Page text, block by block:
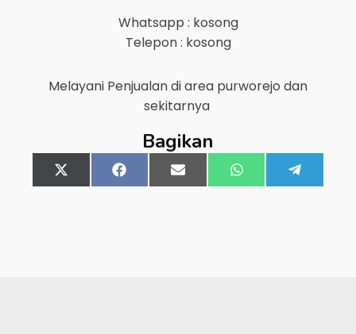
Whatsapp : kosong
Telepon : kosong
Melayani Penjualan di area purworejo dan
sekitarnya
Bagikan
Share
on
X
(Twitter)
Share
on
FacebookShare
on
Email Share
on
WhatsApp
on